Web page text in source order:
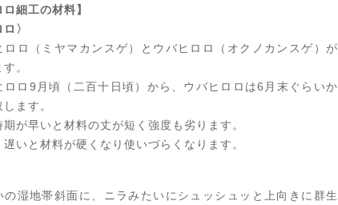
ロ細工の材料】
ロ〉
ロロ（ミヤマカンスゲ）とウバヒロロ（オクノカンスゲ）が
。
ロロ9月頃（二百十日頃）から、ウバヒロロは6月末ぐらいか
ます。
期が早いと材料の丈が短く強度も劣ります。
遅いと材料が硬くなり使いづらくなります。
の湿地帯斜面に、ニラみたいにシュッシュッと上向きに群生